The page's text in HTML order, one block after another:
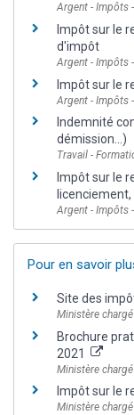
Argent - Impôts
Impôt sur le
d'impôt
Argent - Impôts
Impôt sur le
Argent - Impôts
Indemnité
démission...)
Travail -
Impôt sur le
Argent - Impôts
Pour en savoir
Site des
Ministère
Brochure
2021
Ministère
Impôt sur le
Ministère